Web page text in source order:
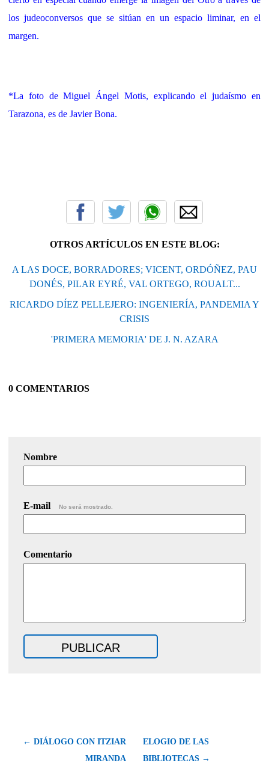
los judeoconversos que se sitúan en un espacio liminar, en el
margen.
*La foto de Miguel Ángel Motis, explicando el judaísmo en
Tarazona, es de Javier Bona.
OTROS ARTÍCULOS EN ESTE BLOG:
A LAS DOCE, BORRADORES; VICENT, ORDÓÑEZ, PAU
DONÉS, PILAR EYRÉ, VAL ORTEGO, ROUALT...
RICARDO DÍEZ PELLEJERO: INGENIERÍA, PANDEMIA Y
CRISIS
'PRIMERA MEMORIA' DE J. N. AZARA
0 COMENTARIOS
Nombre
E-mail No será mostrado.
Comentario
← DIÁLOGO CON ITZIAR
MIRANDA
ELOGIO DE LAS
BIBLIOTECAS →